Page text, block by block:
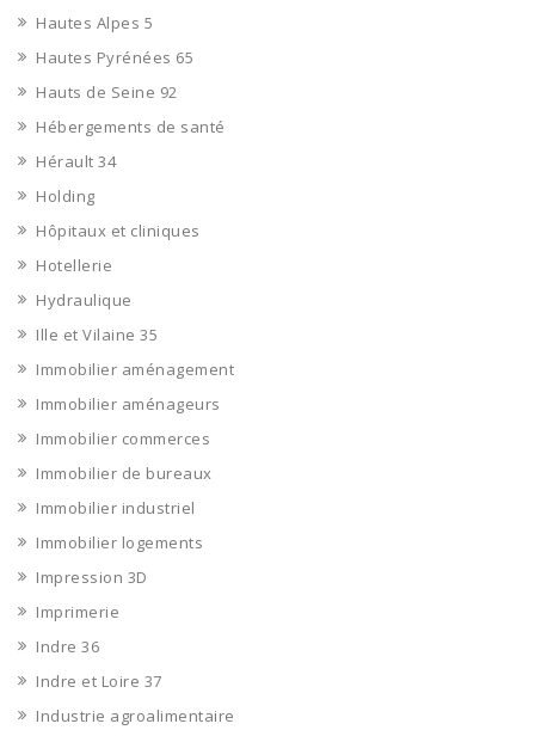
Hautes Alpes 5
Hautes Pyrénées 65
Hauts de Seine 92
Hébergements de santé
Hérault 34
Holding
Hôpitaux et cliniques
Hotellerie
Hydraulique
Ille et Vilaine 35
Immobilier aménagement
Immobilier aménageurs
Immobilier commerces
Immobilier de bureaux
Immobilier industriel
Immobilier logements
Impression 3D
Imprimerie
Indre 36
Indre et Loire 37
Industrie agroalimentaire